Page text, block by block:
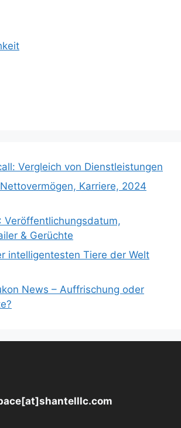
Vergleich von Dienstleistungen
Karriere, 2024
Veröffentlichungsdatum,
& Gerüchte
intelligentesten Tiere der Welt
News – Auffrischung oder